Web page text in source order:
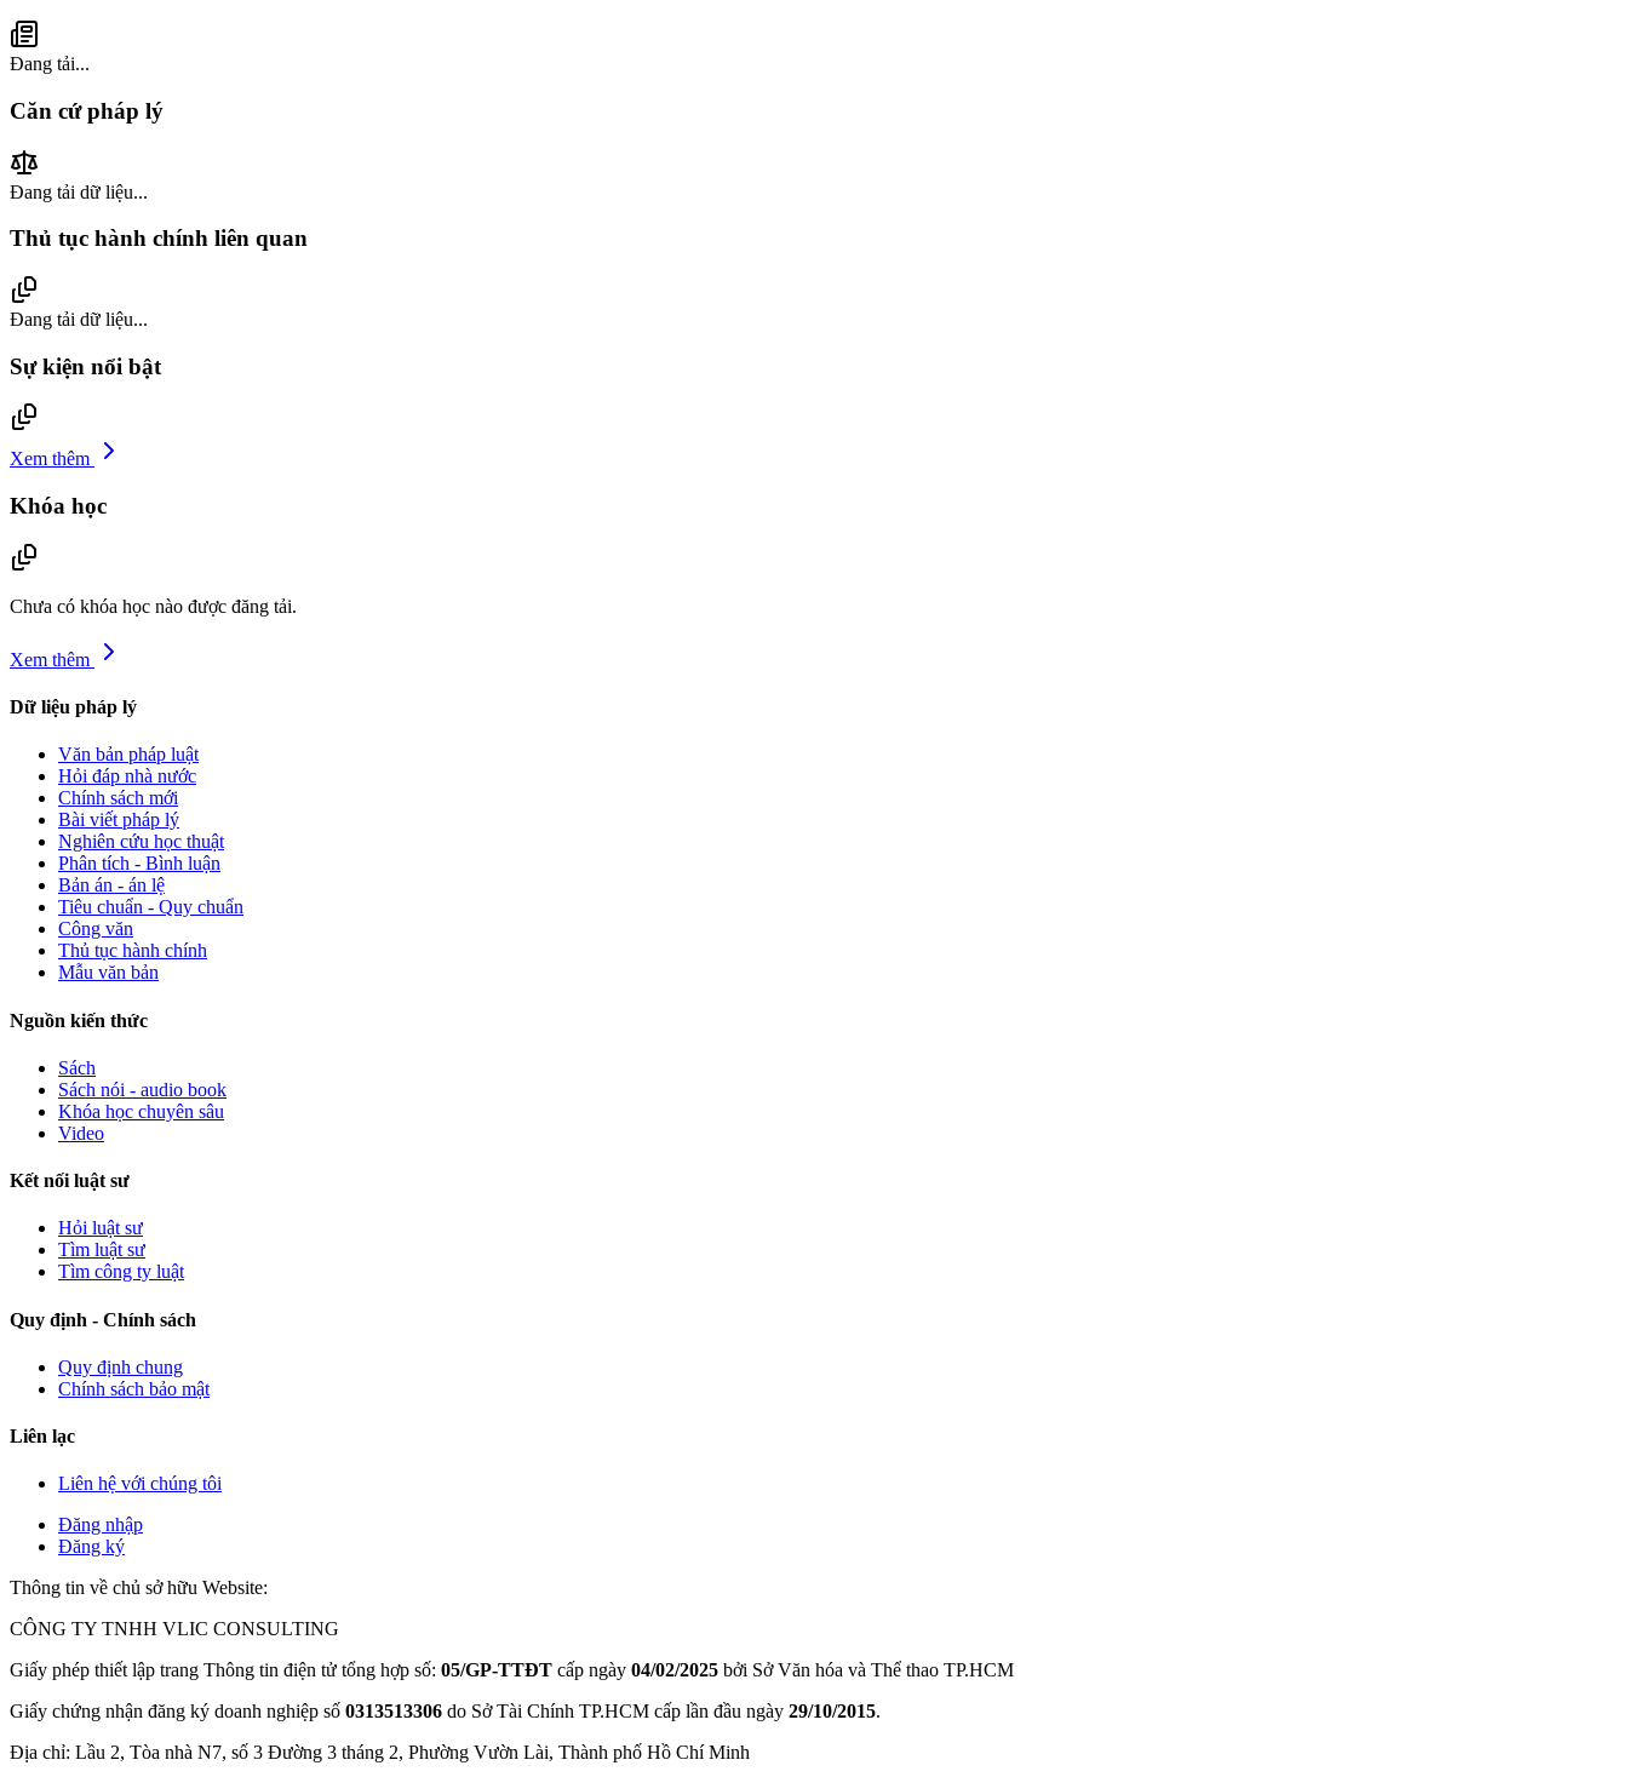
Đang tải...
Căn cứ pháp lý
Đang tải dữ liệu...
Thủ tục hành chính liên quan
Đang tải dữ liệu...
Sự kiện nổi bật
Xem thêm
Khóa học
Chưa có khóa học nào được đăng tải.
Xem thêm
Dữ liệu pháp lý
Văn bản pháp luật
Hỏi đáp nhà nước
Chính sách mới
Bài viết pháp lý
Nghiên cứu học thuật
Phân tích - Bình luận
Bản án - án lệ
Tiêu chuẩn - Quy chuẩn
Công văn
Thủ tục hành chính
Mẫu văn bản
Nguồn kiến thức
Sách
Sách nói - audio book
Khóa học chuyên sâu
Video
Kết nối luật sư
Hỏi luật sư
Tìm luật sư
Tìm công ty luật
Quy định - Chính sách
Quy định chung
Chính sách bảo mật
Liên lạc
Liên hệ với chúng tôi
Đăng nhập
Đăng ký
Thông tin về chủ sở hữu Website:
CÔNG TY TNHH VLIC CONSULTING
Giấy phép thiết lập trang Thông tin điện tử tổng hợp số: 05/GP-TTĐT cấp ngày 04/02/2025 bởi Sở Văn hóa và Thể thao TP.HCM
Giấy chứng nhận đăng ký doanh nghiệp số 0313513306 do Sở Tài Chính TP.HCM cấp lần đầu ngày 29/10/2015.
Địa chỉ: Lầu 2, Tòa nhà N7, số 3 Đường 3 tháng 2, Phường Vườn Lài, Thành phố Hồ Chí Minh